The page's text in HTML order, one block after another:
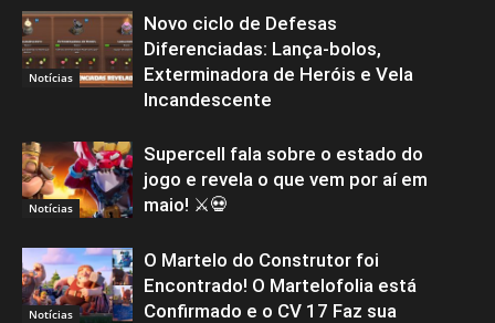
Notícias
Novo ciclo de Defesas
Diferenciadas: Lança-bolos,
Exterminadora de Heróis e Vela
Incandescente
Notícias
Supercell fala sobre o estado do
jogo e revela o que vem por aí em
maio! ⚔️💀
Notícias
O Martelo do Construtor foi
Encontrado! O Martelofolia está
Confirmado e o CV 17 Faz sua